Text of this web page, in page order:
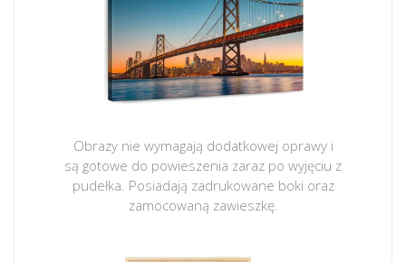
Obrazy nie wymagają dodatkowej oprawy i
są gotowe do powieszenia zaraz po wyjęciu z
pudełka. Posiadają zadrukowane boki oraz
zamocowaną zawieszkę.